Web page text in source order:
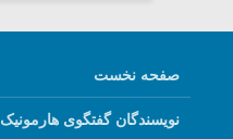
صفحه نخست
نویسندگان گفتگوی هارمونیک